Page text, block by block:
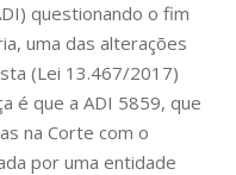
questionando o fim
uma das alterações
(Lei 13.467/2017)
é que a ADI 5859, que
na Corte com o
por uma entidade